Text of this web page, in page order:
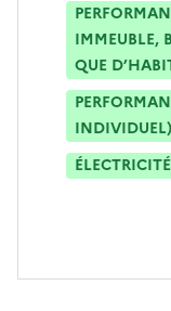
IMMEUBLE,
QUE
INDIVIDUEL)
ÉLECTRICITÉ